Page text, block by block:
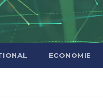
ECONOMIE